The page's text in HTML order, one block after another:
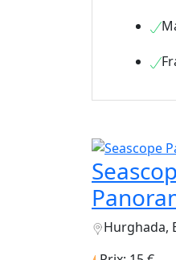
Hurghada,